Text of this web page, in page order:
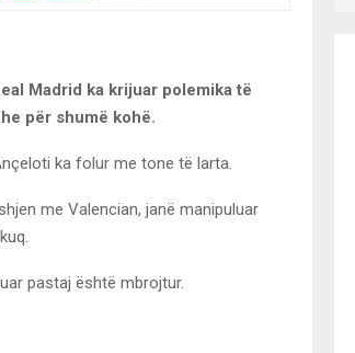
Madrid ka krijuar polemika të
për shumë kohë.
ka folur me tone të larta.
me Valencian, janë manipuluar
pastaj është mbrojtur.